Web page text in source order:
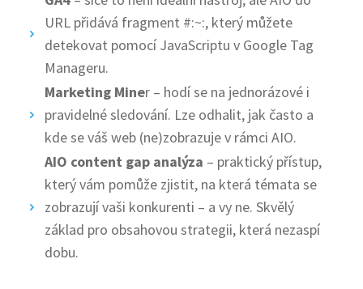
URL přidává fragment #:~:, který můžete
detekovat pomocí JavaScriptu v Google Tag
Manageru.
Marketing Miner – hodí se na jednorázové i
pravidelné sledování. Lze odhalit, jak často a
kde se váš web (ne)zobrazuje v rámci AIO.
AIO content gap analýza – praktický přístup,
který vám pomůže zjistit, na která témata se
zobrazují vaši konkurenti – a vy ne. Skvělý
základ pro obsahovou strategii, která nezaspí
dobu.